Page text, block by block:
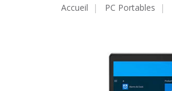
Accueil PC Portables